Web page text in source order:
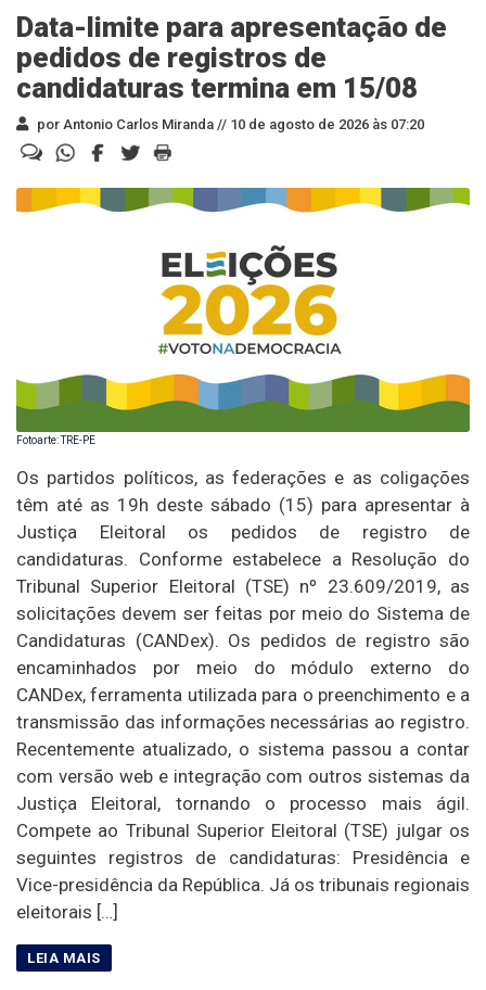
Data-limite para apresentação de
pedidos de registros de
candidaturas termina em 15/08
por Antonio Carlos Miranda // 10 de agosto de 2026 às 07:20
Fotoarte: TRE-PE
Os partidos políticos, as federações e as coligações
têm até as 19h deste sábado (15) para apresentar à
Justiça Eleitoral os pedidos de registro de
candidaturas. Conforme estabelece a Resolução do
Tribunal Superior Eleitoral (TSE) nº 23.609/2019, as
solicitações devem ser feitas por meio do Sistema de
Candidaturas (CANDex). Os pedidos de registro são
encaminhados por meio do módulo externo do
CANDex, ferramenta utilizada para o preenchimento e a
transmissão das informações necessárias ao registro.
Recentemente atualizado, o sistema passou a contar
com versão web e integração com outros sistemas da
Justiça Eleitoral, tornando o processo mais ágil.
Compete ao Tribunal Superior Eleitoral (TSE) julgar os
seguintes registros de candidaturas: Presidência e
Vice-presidência da República. Já os tribunais regionais
eleitorais […]